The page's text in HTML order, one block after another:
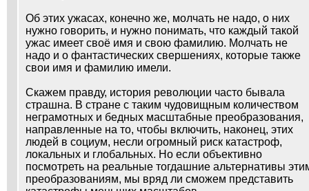
Об этих ужасах, конечно же, молчать не надо, о них
нужно говорить, и нужно понимать, что каждый такой
ужас имеет своё имя и свою фамилию. Молчать не
надо и о фантастических свершениях, которые также
свои имя и фамилию имели.
Скажем правду, история революции часто бывала
страшна. В стране с таким чудовищным количеством
неграмотных и бедных масштабные преобразования,
направленные на то, чтобы включить, наконец, этих
людей в социум, несли огромный риск катастроф,
локальных и глобальных. Но если объективно
посмотреть на реальные тогдашние альтернативы
преобразованиям, мы вряд ли сможем представить